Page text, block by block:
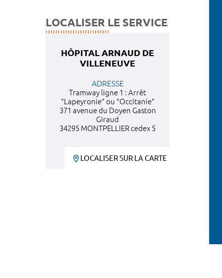
LOCALISER LE SERVICE
HÔPITAL ARNAUD DE
VILLENEUVE
ADRESSE
Tramway ligne 1 : Arrêt
"Lapeyronie" ou "Occitanie"
371 avenue du Doyen Gaston
Giraud
34295 MONTPELLIER cedex 5
LOCALISER SUR LA CARTE